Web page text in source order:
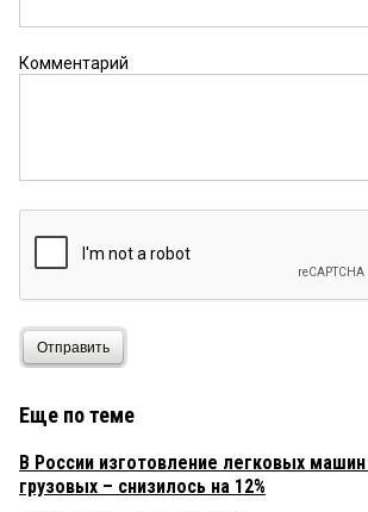
Комментарий
Отправить
Еще по теме
В России изготовление легковых
грузовых – снизилось на 12%